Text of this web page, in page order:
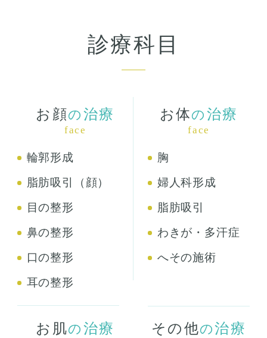
診療科目
お顔の 治療
face
輪郭形成
脂肪吸引（顔）
目の整形
鼻の整形
口の整形
耳の整形
お体の 治療
face
胸
婦人科形成
脂肪吸引
わきが・多汗症
へその施術
お肌の 治療 その他の治療